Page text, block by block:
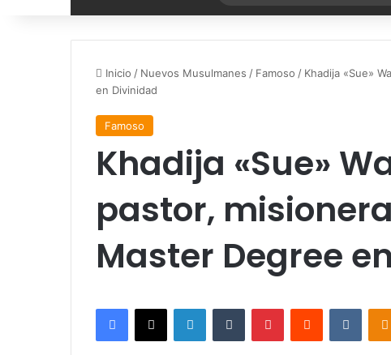
Inicio / Nuevos Musulmanes / Famoso / Khadija «Sue»
en Divinidad
Famoso
Khadija «Sue»
pastor,
Master Degree